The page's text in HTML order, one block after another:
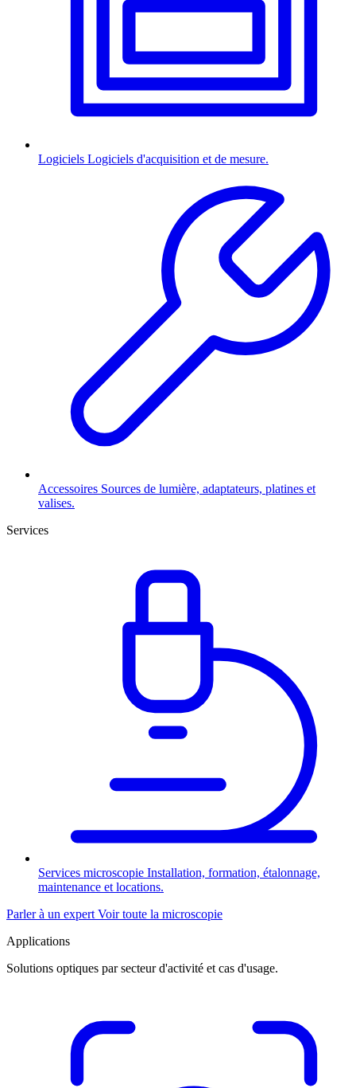
Logiciels Logiciels d'acquisition et de mesure.
Accessoires Sources de lumière, adaptateurs, platines et
valises.
Services
Services microscopie Installation, formation, étalonnage,
maintenance et locations.
Parler à un expert Voir toute la microscopie
Applications
Solutions optiques par secteur d'activité et cas d'usage.